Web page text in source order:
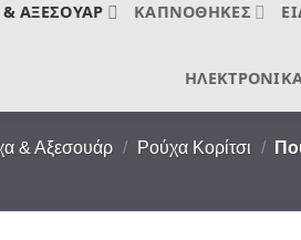
ΑΞΕΣΟΥΆΡ ΚΑΠΝΟΘΉΚΕΣ
& Αξεσουάρ / Ρούχα Κορίτσι /